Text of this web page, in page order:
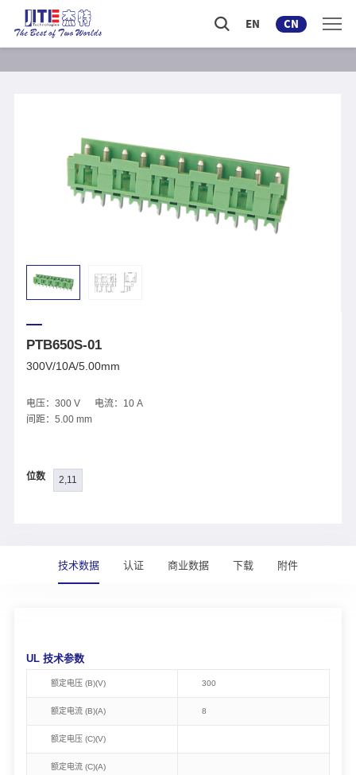
EN CN
PTB650S-01
300V/10A/5.00mm
电压：300 V 电流：10 A
间距：5.00 mm
位数 2,11
技术数据 认证 商业数据 下载 附件
UL 技术参数
额定电压 (B)(V) 300
额定电流 (B)(A) 8
额定电压 (C)(V)
额定电流 (C)(A)